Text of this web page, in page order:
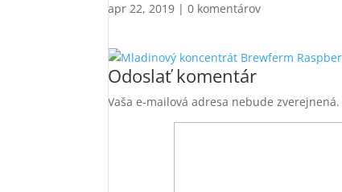
apr 22, 2019 |0 komentárov
Odoslať komentár
Vaša e-mailová adresa nebude zverejnená.